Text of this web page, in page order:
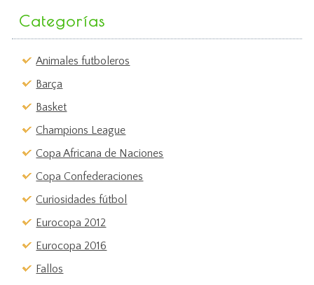
Categorías
Animales futboleros
Barça
Basket
Champions League
Copa Africana de Naciones
Copa Confederaciones
Curiosidades fútbol
Eurocopa 2012
Eurocopa 2016
Fallos